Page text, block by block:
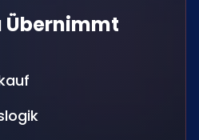
Übernimmt